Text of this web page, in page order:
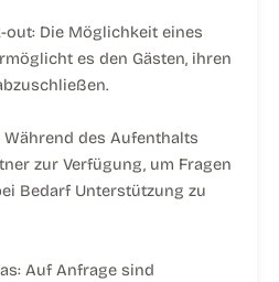
Die Möglichkeit eines
es den Gästen, ihren
des Aufenthalts
zur Verfügung, um Fragen
Bedarf Unterstützung zu
Auf Anfrage sind